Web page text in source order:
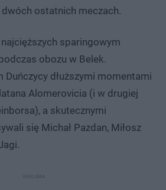
ostatnich meczach.
sparingowym
obozu w Belek.
dłuższymi momentami
Alomerovicia (i w drugiej
a skutecznymi
się Michał Pazdan, Miłosz